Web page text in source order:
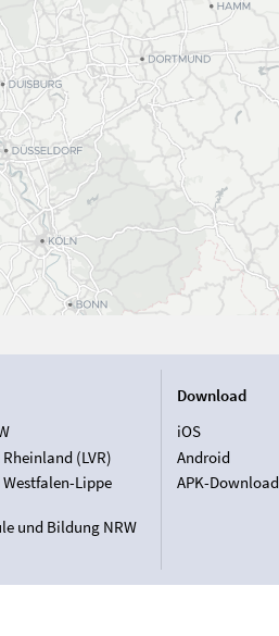
(LVR)
Lippe
und Bildung NRW
Download
iOS
Android
APK-Download